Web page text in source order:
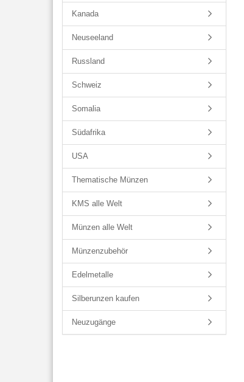
Kanada
Neuseeland
Russland
Schweiz
Somalia
Südafrika
USA
Thematische Münzen
KMS alle Welt
Münzen alle Welt
Münzenzubehör
Edelmetalle
Silberunzen kaufen
Neuzugänge